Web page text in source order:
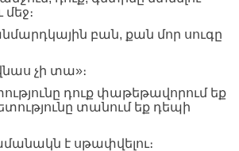
բան, քան մոր սուգը
չի տա»։
դուք փաթեթավորում եք
տանում եք դեպի
է սթափվելու։